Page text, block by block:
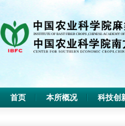
首页 本所概况 科技创